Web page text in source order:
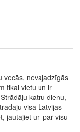
vecās, nevajadzīgās
tikai vietu un ir
katru dienu,
visā Latvijas
jautājiet un par visu